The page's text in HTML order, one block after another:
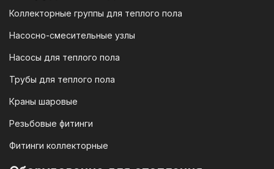
удобно и безопасно.
юридических лиц
Для наших корпоративных клиентов
мы предлагаем безналичную оплату по
выставим вам счет, который можно
оплатить в течение 3 рабочих дней.
Коллекторные группы для теплого пола
Насосно-смесительные узлы
Насосы для теплого пола
Трубы для теплого пола
Краны шаровые
Резьбовые фитинги
Фитинги коллекторные